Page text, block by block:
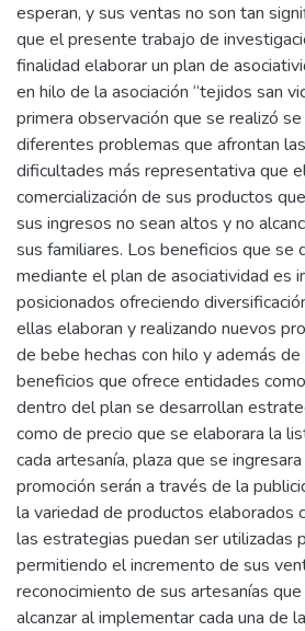
esperan, y sus ventas no son tan
que el presente trabajo de
finalidad elaborar un plan de
en hilo de la asociación “tejidos san
primera observación que se realizó
diferentes problemas que afrontan
dificultades más representativa que
comercialización de sus productos
sus ingresos no sean altos y no
sus familiares. Los beneficios que se
mediante el plan de asociatividad es
posicionados ofreciendo
ellas elaboran y realizando nuevos
de bebe hechas con hilo y además
beneficios que ofrece entidades
dentro del plan se desarrollan
como de precio que se elaborara la
cada artesanía, plaza que se
promoción serán a través de la
la variedad de productos elaborados
las estrategias puedan ser utilizadas
permitiendo el incremento de sus
reconocimiento de sus artesanías
alcanzar al implementar cada una de